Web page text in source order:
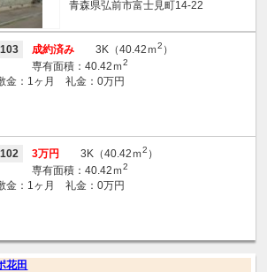
青森県弘前市富士見町14-22
103 成約済み 3K（40.42ｍ2 ）
専有面積：40.42ｍ2
金：1ヶ月 礼金：0万円
102 3万円 3K（40.42ｍ2 ）
専有面積：40.42ｍ2
金：1ヶ月 礼金：0万円
花田